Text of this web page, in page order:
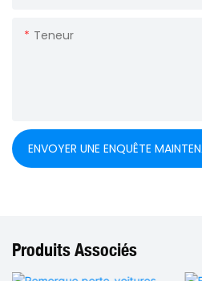
Teneur
ENVOYER UNE ENQUÊTE
Produits Associés